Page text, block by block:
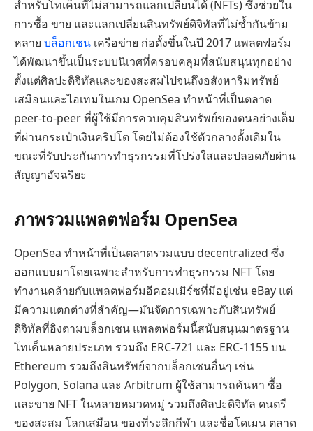
สำหรับโทเค็นที่ไม่สามารถแลกเปลี่ยนได้ (NFTs) ซึ่งช่วยใน
การซื้อ ขาย และแลกเปลี่ยนสินทรัพย์ดิจิทัลที่ไม่ซ้ำกันข้าม
หลาย บล็อกเชน เครือข่าย ก่อตั้งขึ้นในปี 2017 แพลตฟอร์ม
ได้พัฒนาขึ้นเป็นระบบนิเวศที่ครอบคลุมที่สนับสนุนทุกอย่าง
ตั้งแต่ศิลปะดิจิทัลและของสะสมไปจนถึงอสังหาริมทรัพย์
เสมือนและไอเทมในเกม OpenSea ทำหน้าที่เป็นตลาด
peer-to-peer ที่ผู้ใช้มีการควบคุมสินทรัพย์ของตนอย่างเต็ม
ที่ผ่านกระเป๋าเงินคริปโต โดยไม่ต้องใช้ตัวกลางดั้งเดิมใน
ขณะที่รับประกันการทำธุรกรรมที่โปร่งใสและปลอดภัยผ่าน
สัญญาอัจฉริยะ
ภาพรวมแพลตฟอร์ม OpenSea
OpenSea ทำหน้าที่เป็นตลาดรวมแบบ decentralized ซึ่ง
ออกแบบมาโดยเฉพาะสำหรับการทำธุรกรรม NFT โดย
ทำงานคล้ายกับแพลตฟอร์มอีคอมเมิร์ซที่มีอยู่เช่น eBay แต่
มีความแตกต่างที่สำคัญ—มันจัดการเฉพาะกับสินทรัพย์
ดิจิทัลที่อิงตามบล็อกเชน แพลตฟอร์มนี้สนับสนุนมาตรฐาน
โทเค็นหลายประเภท รวมถึง ERC-721 และ ERC-1155 บน
Ethereum รวมถึงสินทรัพย์จากบล็อกเชนอื่นๆ เช่น
Polygon, Solana และ Arbitrum ผู้ใช้สามารถค้นหา ซื้อ
และขาย NFT ในหลายหมวดหมู่ รวมถึงศิลปะดิจิทัล ดนตรี
ของสะสม โลกเสมือน ของที่ระลึกกีฬา และชื่อโดเมน ตลาด